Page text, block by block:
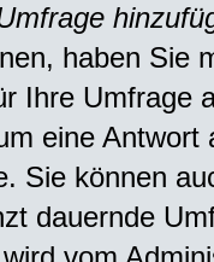
haben Sie
Ihre Umfrage
eine
Sie können
dauernde